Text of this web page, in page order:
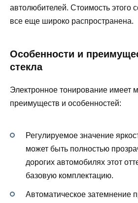
автолюбителей. Стоимость этого
все еще широко распространена.
Особенности и
стекла
Электронное тонирование имеет
преимуществ и особенностей:
Регулируемое значение
может быть полностью
дорогих автомобилях этот
базовую комплектацию.
Автоматическое затемнение